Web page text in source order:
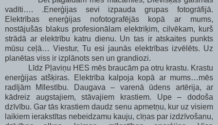
vadīti…. .Enerģijas sevi izpauda grupas fotogrāfijā.
Elektrības enerģijas nofotografējās kopā ar mums,
nostājušās blakus profesionālam elektriķim, cilvēkam, kurš
strādā ar elektrību katru dienu. Un tas ir atskaites punkts
mūsu ceļā… Viestur, Tu esi jaunās elektrības izvēlēts. Uz
planētas viss ir izplānots sen un grandiozi.
Līdz Pļaviņu HES mēs braucām pa otru krastu. Krastu
enerģijas atšķiras. Elektrība kalpoja kopā ar mums…mēs
radījām Mīlestību. Daugava – varenā ūdens artērija, ar
kādreiz augstajiem, stāvajiem krastiem. Upe – dodoša
dzīvību. Gar tās krastiem daudz senu apmetņu, kur uz visiem
laikiem ierakstītas nebeidzamu kauju, cīņas par izdzīvošanu,